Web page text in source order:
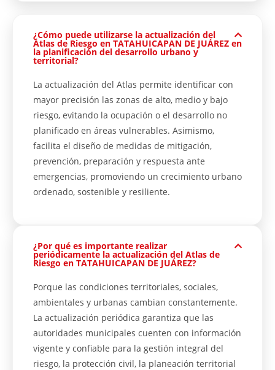
¿Cómo puede utilizarse la actualización del
Atlas de Riesgo en TATAHUICAPAN DE JUÁREZ en
la planificación del desarrollo urbano y
territorial?
La actualización del Atlas permite identificar con
mayor precisión las zonas de alto, medio y bajo
riesgo, evitando la ocupación o el desarrollo no
planificado en áreas vulnerables. Asimismo,
facilita el diseño de medidas de mitigación,
prevención, preparación y respuesta ante
emergencias, promoviendo un crecimiento urbano
ordenado, sostenible y resiliente.
¿Por qué es importante realizar
periódicamente la actualización del Atlas de
Riesgo en TATAHUICAPAN DE JUÁREZ?
Porque las condiciones territoriales, sociales,
ambientales y urbanas cambian constantemente.
La actualización periódica garantiza que las
autoridades municipales cuenten con información
vigente y confiable para la gestión integral del
riesgo, la protección civil, la planeación territorial